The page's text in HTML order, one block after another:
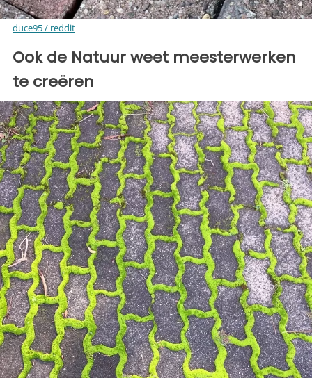
duce95 / reddit
Ook de Natuur weet meesterwerken
te creëren